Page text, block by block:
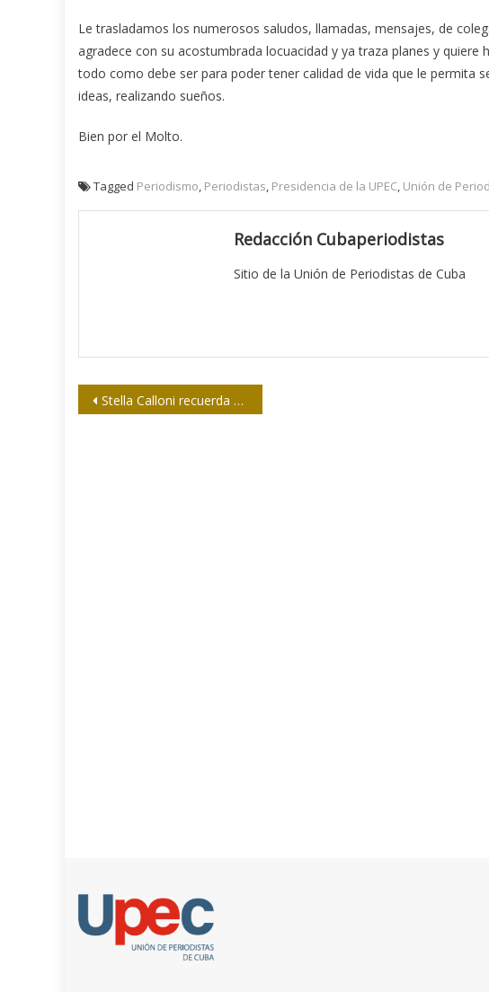
Le trasladamos los numerosos saludos, llamadas, mensajes, de
agradece con su acostumbrada locuacidad y ya traza planes y
todo como debe ser para poder tener calidad de vida que le permita
ideas, realizando sueños.
Bien por el Molto.
Tagged Periodismo, Periodistas, Presidencia de la UPEC, Unión de
Redacción Cubaperiodistas
Sitio de la Unión de Periodistas de Cuba
Navegación
Stella Calloni recuerda al Che